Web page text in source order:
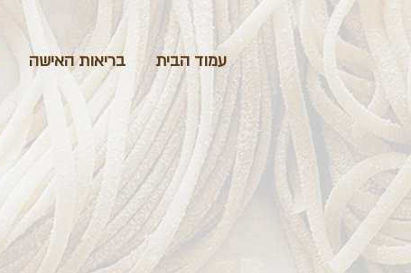
עמוד הבית בריאות האישה